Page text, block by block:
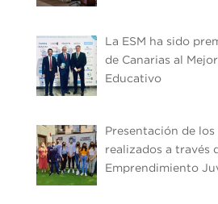
La ESM ha sido
de Canarias al
Educativo
Presentación de
realizados a través
Emprendimiento